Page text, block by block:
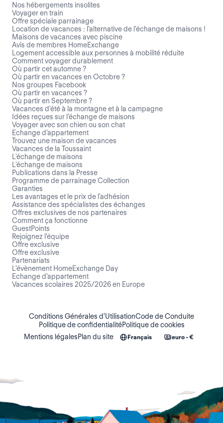
Nos hébergements insolites
Voyager en train
Offre spéciale parrainage
Location de vacances : l'alternative de l'échange de maisons !
Maisons de vacances avec piscine
Avis de membres HomeExchange
Logement accessible aux personnes à mobilité réduite
Comment voyager durablement
Où partir cet automne ?
Où partir en vacances en Octobre ?
Nos groupes Facebook
Où partir en vacances ?
Où partir en Septembre ?
Vacances d'été à la montagne et à la campagne
Idées reçues sur l'échange de maisons
Voyager avec son chien ou son chat
Echange d'appartement
Trouvez une maison de vacances
Vacances de la Toussaint
L’échange de maisons
L’échange de maisons
Publications dans la Presse
Programme de parrainage Collection
Garanties
Les avantages et le prix de l'adhésion
Assistance des spécialistes des échanges
Offres exclusives de nos partenaires
Comment ça fonctionne
GuestPoints
Rejoignez l'équipe
Offre exclusive
Offre exclusive
Partenariats
L'évènement HomeExchange Day
Echange d'appartement
Vacances scolaires 2025/2026 en Europe
Conditions Générales d'UtilisationCode de Conduite
Politique de confidentialitéPolitique de cookies
Mentions légalesPlan du site Français euro - €